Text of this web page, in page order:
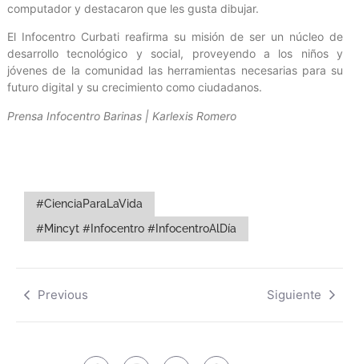
computador y destacaron que les gusta dibujar.
El Infocentro Curbati reafirma su misión de ser un núcleo de
desarrollo tecnológico y social, proveyendo a los niños y
jóvenes de la comunidad las herramientas necesarias para su
futuro digital y su crecimiento como ciudadanos.
Prensa Infocentro Barinas | Karlexis Romero
#CienciaParaLaVida
#Mincyt #Infocentro #InfocentroAlDía
Previous Siguiente